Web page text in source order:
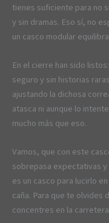
tienes suficiente para no
y sin dramas. Eso sí, no
un casco modular
En el cierre han sido
seguro y sin historias
ajustando la dichosa
atasca ni aunque lo
mucho más que eso.
Vamos, que con este
sobrepasa expectativas
es un casco para lucirlo
caña. Para que te olvides
concentres en la